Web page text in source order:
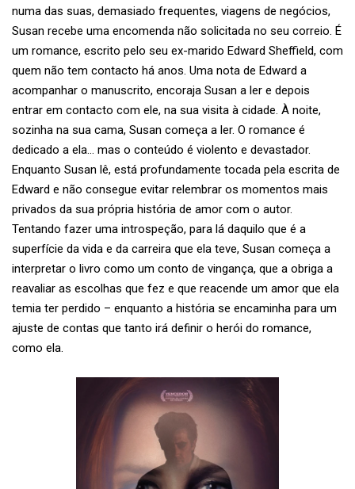
numa das suas, demasiado frequentes, viagens de negócios,
Susan recebe uma encomenda não solicitada no seu correio. É
um romance, escrito pelo seu ex-marido Edward Sheffield, com
quem não tem contacto há anos. Uma nota de Edward a
acompanhar o manuscrito, encoraja Susan a ler e depois
entrar em contacto com ele, na sua visita à cidade. À noite,
sozinha na sua cama, Susan começa a ler. O romance é
dedicado a ela… mas o conteúdo é violento e devastador.
Enquanto Susan lê, está profundamente tocada pela escrita de
Edward e não consegue evitar relembrar os momentos mais
privados da sua própria história de amor com o autor.
Tentando fazer uma introspeção, para lá daquilo que é a
superfície da vida e da carreira que ela teve, Susan começa a
interpretar o livro como um conto de vingança, que a obriga a
reavaliar as escolhas que fez e que reacende um amor que ela
temia ter perdido – enquanto a história se encaminha para um
ajuste de contas que tanto irá definir o herói do romance,
como ela.